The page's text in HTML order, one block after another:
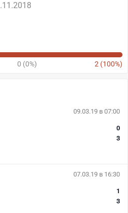
0 (0%) 2 (100%)
09.03.19 в 07:00
0
3
07.03.19 в 16:30
1
3